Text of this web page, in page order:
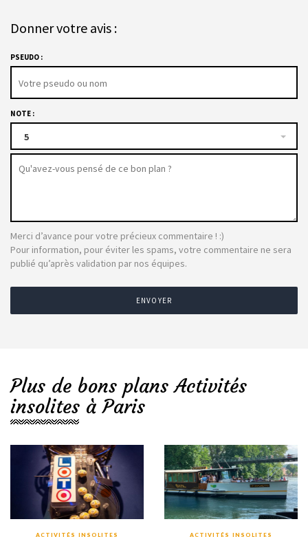
Donner votre avis :
PSEUDO :
NOTE :
5
Merci d’avance pour votre précieux commentaire ! :)
Pour information, pour éviter les spams, votre commentaire ne sera
publié qu’après validation par nos équipes.
ENVOYER
Plus de bons plans Activités
insolites à Paris
ACTIVITÉS INSOLITES ACTIVITÉS INSOLITES